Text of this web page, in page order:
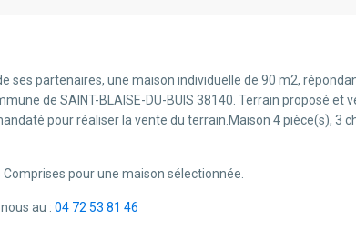
ses partenaires, une maison individuelle de 90 m2,
de SAINT-BLAISE-DU-BUIS 38140. Terrain proposé
pour réaliser la vente du terrain.Maison 4 pièce(s), 3
pour une maison sélectionnée.
au : 04 72 53 81 46